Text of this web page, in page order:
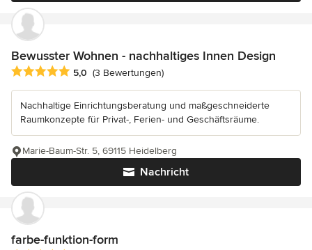
Bewusster Wohnen - nachhaltiges Innen Design
Durchschnittliche Bewertung: 5 von 5 Sternen
5,0 (3 Bewertungen)
Nachhaltige Einrichtungsberatung und maßgeschneiderte
Raumkonzepte für Privat-, Ferien- und Geschäftsräume.
Nachricht
Marie-Baum-Str. 5, 69115 Heidelberg
farbe-funktion-form